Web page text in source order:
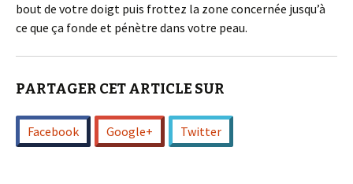
bout de votre doigt puis frottez la zone concernée jusqu’à
ce que ça fonde et pénètre dans votre peau.
PARTAGER CET ARTICLE SUR
Facebook Google+ Twitter